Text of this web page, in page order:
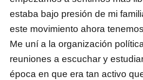
estaba bajo presión de mi
este movimiento ahora
Me uní a la organización
reuniones a escuchar y
época en que era tan activo